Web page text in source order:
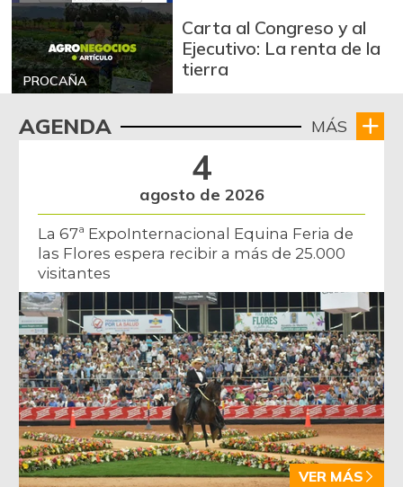
PROCAÑA
Carta al Congreso y al
Ejecutivo: La renta de la
tierra
AGENDA MÁS
4
agosto de 2026
La 67ª ExpoInternacional Equina Feria de
las Flores espera recibir a más de 25.000
visitantes
VER MÁS